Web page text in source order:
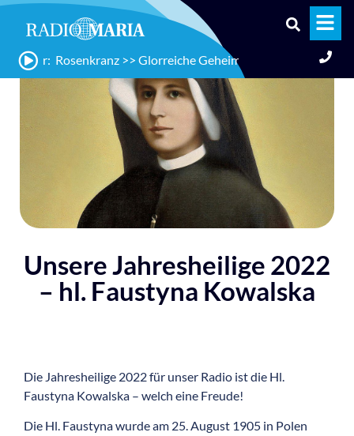
Uhr: Rosenkranz >> Glorreiche Geheimnisse für Papst Leo XIV.
Unsere Jahresheilige 2022
– hl. Faustyna Kowalska
Die Jahresheilige 2022 für unser Radio ist die Hl.
Faustyna Kowalska – welch eine Freude!
Die Hl. Faustyna wurde am 25. August 1905 in Polen